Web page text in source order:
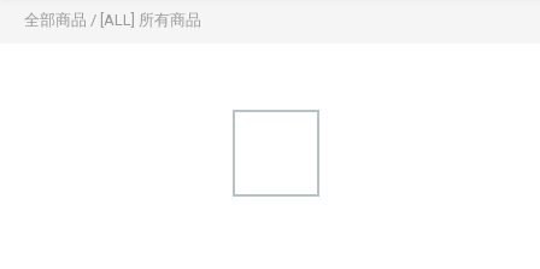
全部商品 / [ALL] 所有商品